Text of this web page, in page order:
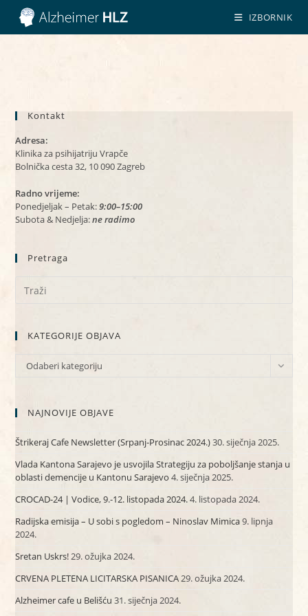
Preskoči
sadržaj
IZBORNIK
Kontakt
Adresa:
Klinika za psihijatriju Vrapče
Bolnička cesta 32, 10 090 Zagreb
Radno vrijeme:
Ponedjeljak – Petak:9:00–15:00
Subota & Nedjelja:ne radimo
Pretraga
KATEGORIJE OBJAVA
KATEGORIJE
Odaberi kategoriju
NAJNOVIJE OBJAVE
Štrikeraj Cafe Newsletter (Srpanj-Prosinac 2024.)30. siječnja 2025.
Vlada Kantona Sarajevo je usvojila Strategiju za poboljšanje stanja u
oblasti demencije u Kantonu Sarajevo 4. siječnja 2025.
CROCAD-24 | Vodice, 9.-12. listopada 2024.4. listopada 2024.
Radijska emisija – U sobi s pogledom – Ninoslav Mimica9. lipnja
2024.
Sretan Uskrs!29. ožujka 2024.
CRVENA PLETENA LICITARSKA PISANICA29. ožujka 2024.
Alzheimer cafe u Belišću 31. siječnja 2024.